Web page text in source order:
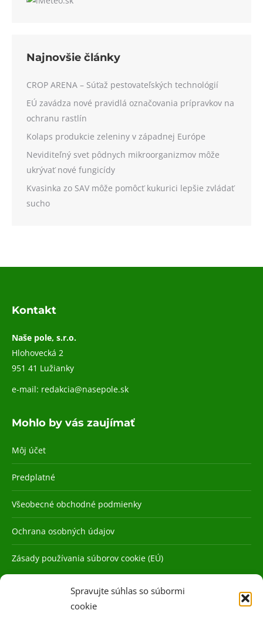
Spravujte súhlas so súbormi
cookie
Najnovšie články
CROP ARENA – Súťaž pestovateľských technológií
EÚ zavádza nové pravidlá označovania prípravkov na
ochranu rastlín
Kolaps produkcie zeleniny v západnej Európe
Neviditeľný svet pôdnych mikroorganizmov môže
ukrývať nové fungicídy
Kvasinka zo SAV môže pomôcť kukurici lepšie zvládať
sucho
Kontakt
Naše pole, s.r.o.
Hlohovecká 2
951 41 Lužianky
e-mail: redakcia@nasepole.sk
Mohlo by vás zaujímať
Môj účet
Predplatné
Všeobecné obchodné podmienky
Ochrana osobných údajov
Zásady používania súborov cookie (EÚ)